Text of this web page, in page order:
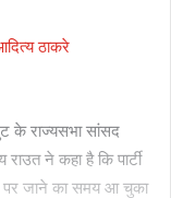
ठाकरे
के राज्यसभा सांसद
ने कहा है कि पार्टी
पर जाने का समय आ चुका